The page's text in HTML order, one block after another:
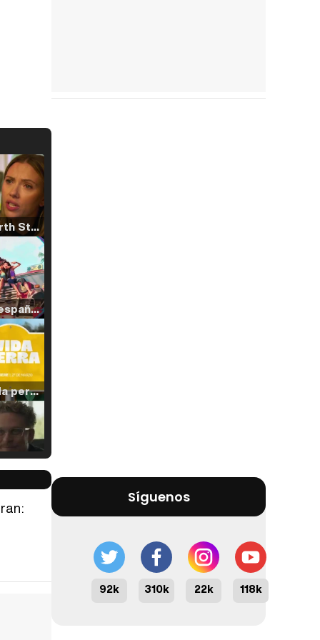
Tráiler 'North Star' (2023)
Tráiler en español de 'La isla olvidada'
Tráiler 'Vida perra' (2026)
Tráiler Oficial en VOSE 'The Audacity'
Síguenos
92k 310k 22k 118k